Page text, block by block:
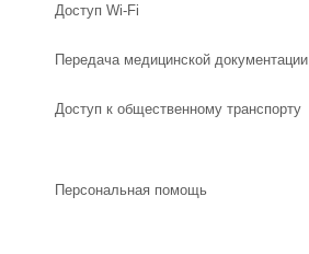
Доступ Wi-Fi
Передача медицинской документации
Доступ к общественному транспорту
Персональная помощь